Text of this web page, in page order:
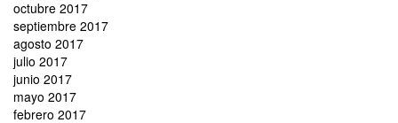
octubre 2017
septiembre 2017
agosto 2017
julio 2017
junio 2017
mayo 2017
febrero 2017